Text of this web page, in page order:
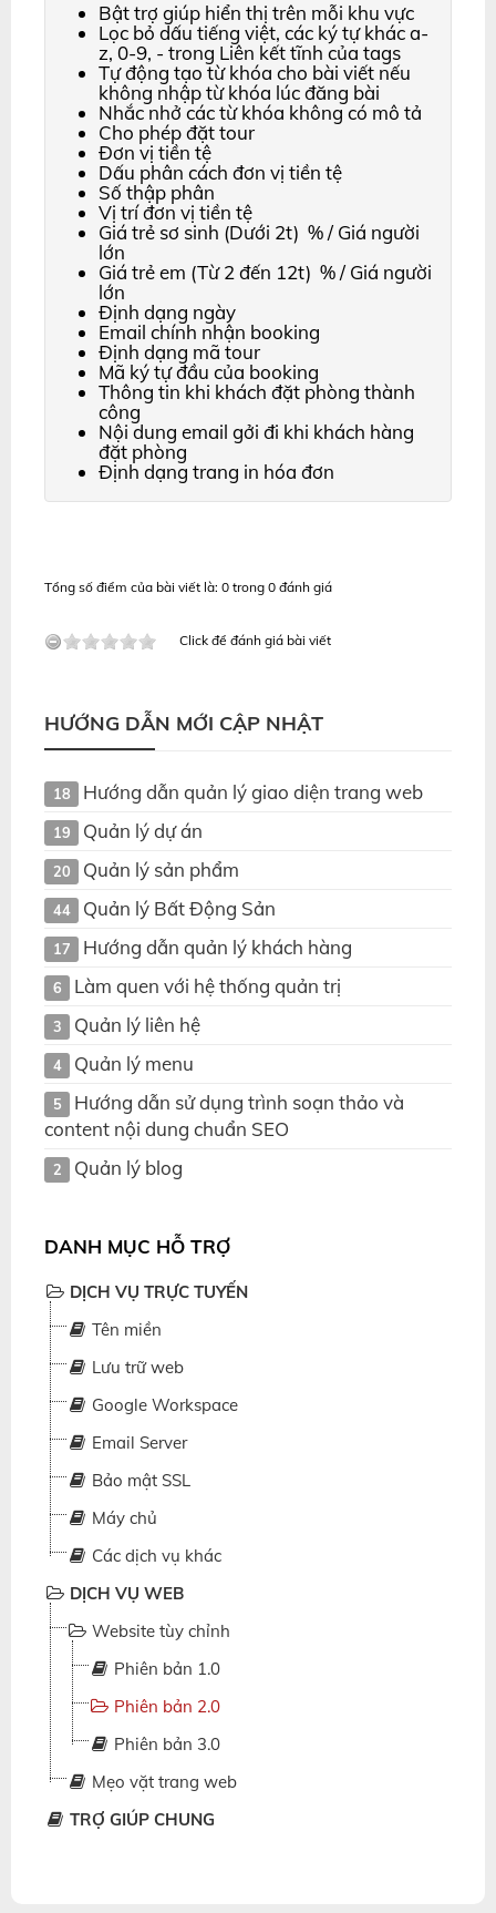
Bật trợ giúp hiển thị trên mỗi khu vực
Lọc bỏ dấu tiếng việt, các ký tự khác a-
z, 0-9, - trong Liên kết tĩnh của tags
Tự động tạo từ khóa cho bài viết nếu
không nhập từ khóa lúc đăng bài
Nhắc nhở các từ khóa không có mô tả
Cho phép đặt tour
Đơn vị tiền tệ
Dấu phân cách đơn vị tiền tệ
Số thập phân
Vị trí đơn vị tiền tệ
Giá trẻ sơ sinh (Dưới 2t) % / Giá người
lớn
Giá trẻ em (Từ 2 đến 12t) % / Giá người
lớn
Định dạng ngày
Email chính nhận booking
Định dạng mã tour
Mã ký tự đầu của booking
Thông tin khi khách đặt phòng thành
công
Nội dung email gởi đi khi khách hàng
đặt phòng
Định dạng trang in hóa đơn
Tổng số điểm của bài viết là: 0 trong 0 đánh giá
Click để đánh giá bài viết
HƯỚNG DẪN MỚI CẬP NHẬT
18 Hướng dẫn quản lý giao diện trang web
19 Quản lý dự án
20 Quản lý sản phẩm
44 Quản lý Bất Động Sản
17 Hướng dẫn quản lý khách hàng
6 Làm quen với hệ thống quản trị
3 Quản lý liên hệ
4 Quản lý menu
5
Hướng dẫn sử dụng trình soạn thảo và
content nội dung chuẩn SEO
2 Quản lý blog
DANH MỤC HỖ TRỢ
DỊCH VỤ TRỰC TUYẾN
Tên miền
Lưu trữ web
Google Workspace
Email Server
Bảo mật SSL
Máy chủ
Các dịch vụ khác
DỊCH VỤ WEB
Website tùy chỉnh
Phiên bản 1.0
Phiên bản 2.0
Phiên bản 3.0
Mẹo vặt trang web
TRỢ GIÚP CHUNG